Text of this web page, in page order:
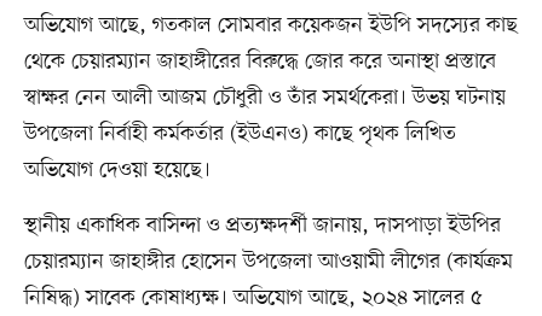
অভিযোগ আছে, গতকাল সোমবার কয়েকজন ইউপি সদস্যের কাছ
থেকে চেয়ারম্যান জাহাঙ্গীরের বিরুদ্ধে জোর করে অনাস্থা প্রস্তাবে
স্বাক্ষর নেন আলী আজম চৌধুরী ও তাঁর সমর্থকেরা। উভয় ঘটনায়
উপজেলা নির্বাহী কর্মকর্তার (ইউএনও) কাছে পৃথক লিখিত
অভিযোগ দেওয়া হয়েছে।
স্থানীয় একাধিক বাসিন্দা ও প্রত্যক্ষদর্শী জানায়, দাসপাড়া ইউপির
চেয়ারম্যান জাহাঙ্গীর হোসেন উপজেলা আওয়ামী লীগের (কার্যক্রম
নিষিদ্ধ) সাবেক কোষাধ্যক্ষ। অভিযোগ আছে, ২০২৪ সালের ৫